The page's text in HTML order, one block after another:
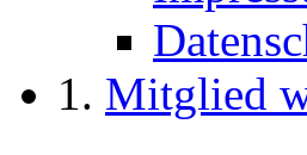
Mitglied